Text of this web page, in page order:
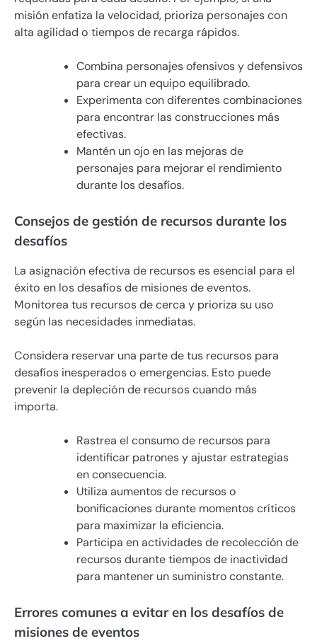
misión enfatiza la velocidad, prioriza personajes con
alta agilidad o tiempos de recarga rápidos.
Combina personajes ofensivos y defensivos
para crear un equipo equilibrado.
Experimenta con diferentes combinaciones
para encontrar las construcciones más
efectivas.
Mantén un ojo en las mejoras de
personajes para mejorar el rendimiento
durante los desafíos.
Consejos de gestión de recursos durante los
desafíos
La asignación efectiva de recursos es esencial para el
éxito en los desafíos de misiones de eventos.
Monitorea tus recursos de cerca y prioriza su uso
según las necesidades inmediatas.
Considera reservar una parte de tus recursos para
desafíos inesperados o emergencias. Esto puede
prevenir la depleción de recursos cuando más
importa.
Rastrea el consumo de recursos para
identificar patrones y ajustar estrategias
en consecuencia.
Utiliza aumentos de recursos o
bonificaciones durante momentos críticos
para maximizar la eficiencia.
Participa en actividades de recolección de
recursos durante tiempos de inactividad
para mantener un suministro constante.
Errores comunes a evitar en los desafíos de
misiones de eventos